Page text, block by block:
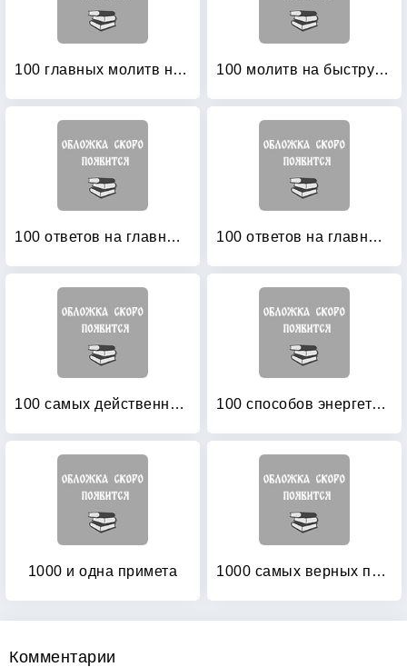
100 главных молитв на успех в любом деле 100 молитв на быструю помощь: Защитить семью и детей от беды
100 ответов на главные вопросы 100 ответов на главные вопросы
100 самых действенных ритуалов для исполнения желаний от самых известных экстрасенсов в мире 100 способов энергетической защиты
1000 и одна примета 1000 самых верных примет
Комментарии